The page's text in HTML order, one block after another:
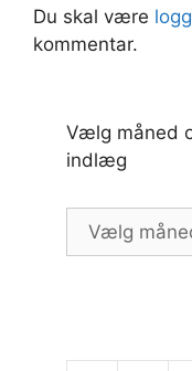
Du skal være
kommentar.
Vælg måned
indlæg
Vælg
måned